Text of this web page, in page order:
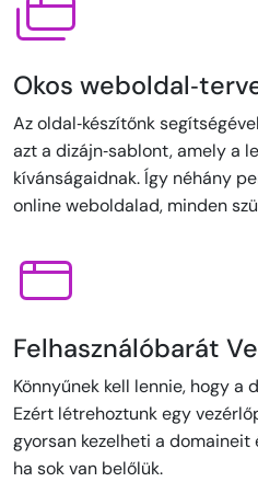
Okos
Az oldal‑készítőnk
azt a dizájn‑sablont, amely a
kívánságaidnak. Így néhány
online weboldalad, minden
Felhasználóbarát
Könnyűnek kell lennie, hogy a
Ezért létrehoztunk egy
gyorsan kezelheti a
ha sok van belőlük.